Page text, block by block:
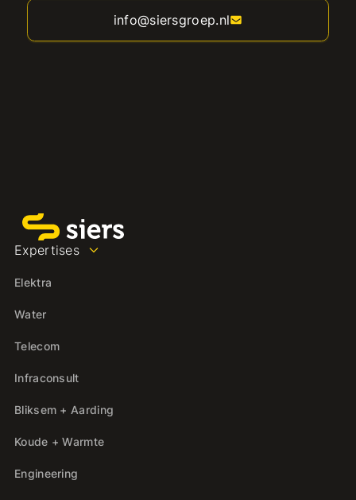
info@siersgroep.nl
Expertises
Elektra
Water
Telecom
Infraconsult
Bliksem + Aarding
Koude + Warmte
Engineering